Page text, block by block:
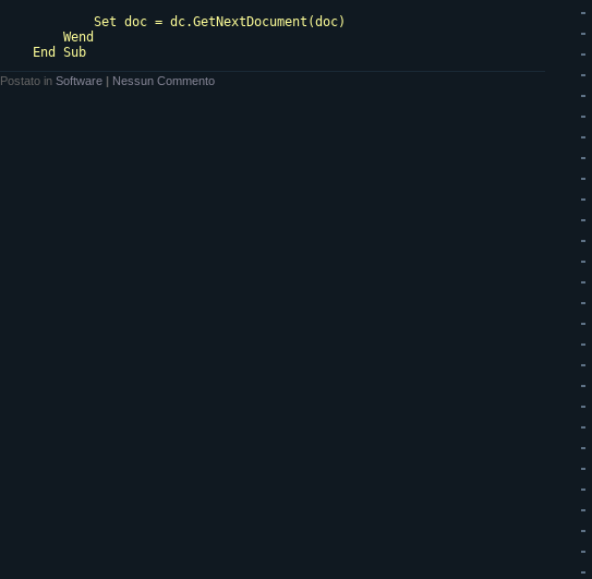
Set doc = dc.GetNextDocument(doc)
Wend
End Sub
Postato in Software | Nessun Commento